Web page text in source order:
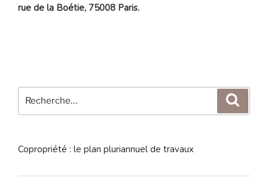
rue de la Boétie, 75008 Paris.
pour
Copropriété : le plan pluriannuel de travaux